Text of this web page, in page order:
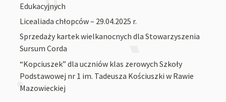
Edukacyjnych
Licealiada chłopców – 29.04.2025 r.
Sprzedaży kartek wielkanocnych dla Stowarzyszenia
Sursum Corda
“Kopciuszek” dla uczniów klas zerowych Szkoły
Podstawowej nr 1 im. Tadeusza Kościuszki w Rawie
Mazowieckiej